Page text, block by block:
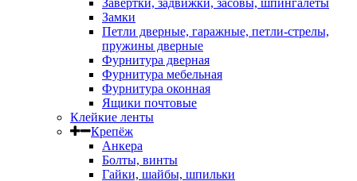
Завертки, задвижки, засовы, шпингалеты
Замки
Петли дверные, гаражные, петли-стрелы,
пружины дверные
Фурнитура дверная
Фурнитура мебельная
Фурнитура оконная
Ящики почтовые
Клейкие ленты
Крепёж
Анкера
Болты, винты
Гайки, шайбы, шпильки